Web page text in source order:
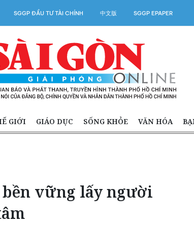
SGGP ĐẦU TƯ TÀI CHÍNH 中文版 SGGP EPAPER
GIỚI GIÁO DỤC SỐNG KHỎE VĂN HÓA
vững lấy người